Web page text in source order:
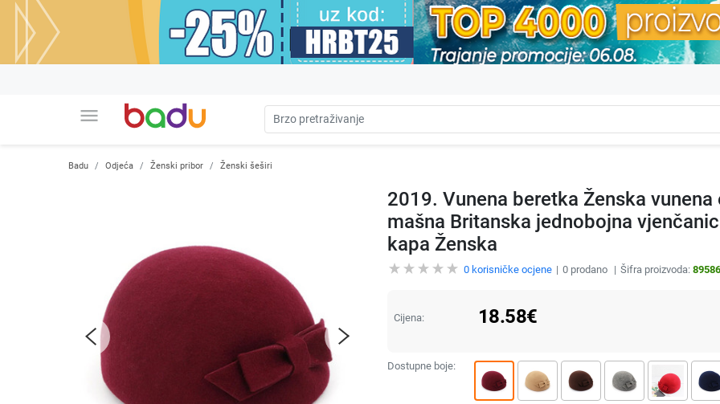
menu
Badu Odjeća Ženski pribor Ženski šeširi
2019. Vunena beretka Ženska
mašna Britanska jednobojna
kapa Ženska
0korisničke ocjene 0prodano Šifra proizvoda:
Cijena: 18.58€
Dostupne boje: